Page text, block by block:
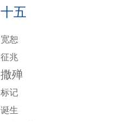
十五
宽恕
征兆
撒殚
标记
诞生